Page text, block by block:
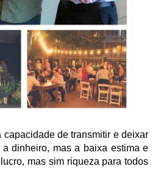
capacidade de transmitir e deixar
dinheiro, mas a baixa estima e
mas sim riqueza para todos